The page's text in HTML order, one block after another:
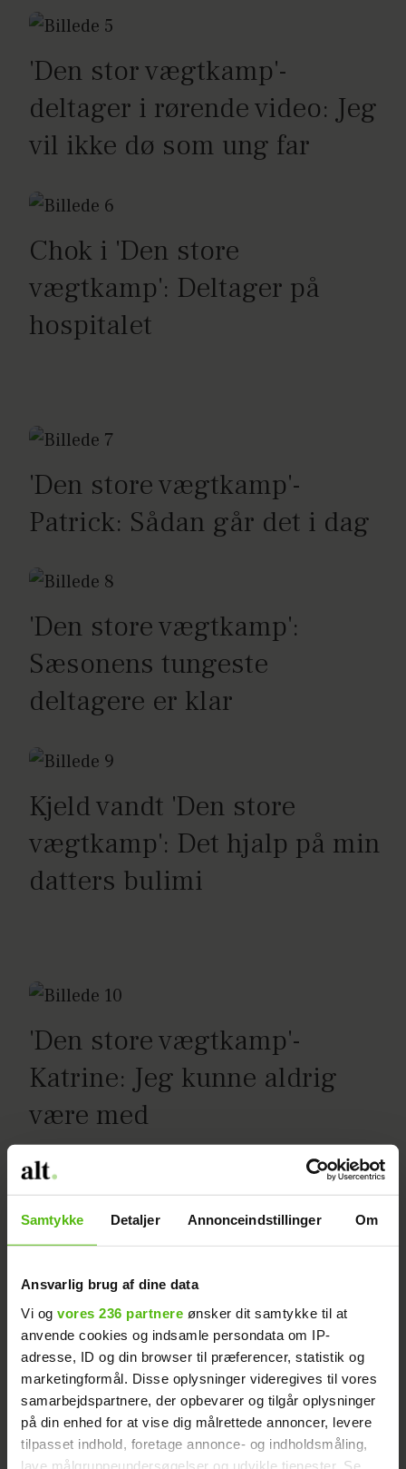
Samtykke Detaljer Annonceindstillinger Om
Ansvarlig brug af dine data
Vi og vores 236 partnere ønsker dit samtykke til at
anvende cookies og indsamle persondata om IP-
adresse, ID og din browser til præferencer, statistik og
marketingformål. Disse oplysninger videregives til vores
samarbejdspartnere, der opbevarer og tilgår oplysninger
på din enhed for at vise dig målrettede annoncer, levere
tilpasset indhold, foretage annonce- og indholdsmåling,
lave målgruppeundersøgelser og udvikle tjenester. Se
'Den stor vægtkamp'-
deltager i rørende video: Jeg
vil ikke dø som ung far
Chok i 'Den store
vægtkamp': Deltager på
hospitalet
'Den store vægtkamp'-
Patrick: Sådan går det i dag
'Den store vægtkamp':
Sæsonens tungeste
deltagere er klar
Kjeld vandt 'Den store
vægtkamp': Det hjalp på min
datters bulimi
'Den store vægtkamp'-
Katrine: Jeg kunne aldrig
være med
'Den store vægtkamp'-
Jeanne: Svært at sige farvel